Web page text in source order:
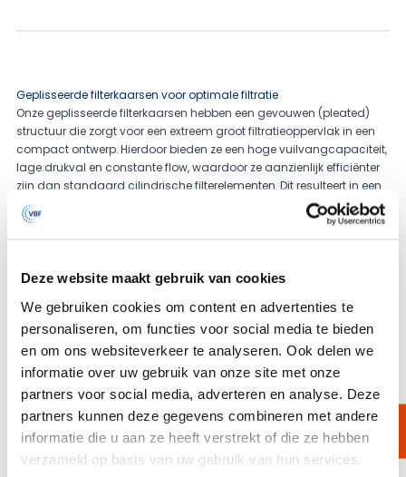
Deze website maakt gebruik van cookies
We gebruiken cookies om content en advertenties te
personaliseren, om functies voor social media te bieden
en om ons websiteverkeer te analyseren. Ook delen we
informatie over uw gebruik van onze site met onze
partners voor social media, adverteren en analyse. Deze
partners kunnen deze gegevens combineren met andere
informatie die u aan ze heeft verstrekt of die ze hebben
verzameld op basis van uw gebruik van hun services.
Geplisseerde filterkaarsen voor optimale filtratie
Onze geplisseerde filterkaarsen hebben een gevouwen (pleated)
structuur die zorgt voor een extreem groot filtratieoppervlak in een
compact ontwerp. Hierdoor bieden ze een hoge vuilvangcapaciteit,
lage drukval en constante flow, waardoor ze aanzienlijk efficiënter
zijn dan standaard cilindrische filterelementen. Dit resulteert in een
lange levensduur, minder stilstand en lagere vervangingskosten.
Van Borselen Filters levert geplisseerde cartridges in zowel absolute
gespecialiseerde media voldoen onze filters aan EC1935/2004, FDA
onder meer de voedingsmiddelenindustrie, farmaceutische
processen, chemische toepassingen, waterbehandeling en high-
purity systemen.
Onze cartridges zijn daarnaast volledig inzetbaar als 1-op-1
alternatief voor veelgebruikte Pleatfil™ en PVR filterseries, met
identieke prestaties en compatibele aansluitingen.
Alternatief voor Pleatfil™ Filterkaarsen
Wanneer u op zoek bent naar Pleatfil™ filterkaarsen of een
betrouwbaar alternatief, biedt Van Borselen Filters volledig